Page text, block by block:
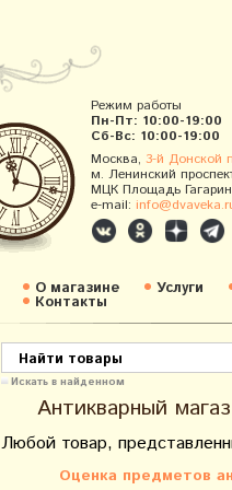
Режим работы
Пн-Пт: 10:00-19:00
Сб-Вс: 10:00-19:00
Москва, 3-й Донской
м. Ленинский
МЦК Площадь
e-mail:
О магазине Услуги
Контакты
Искать в найденном
Антикварный
Любой товар,
Оценка предметов